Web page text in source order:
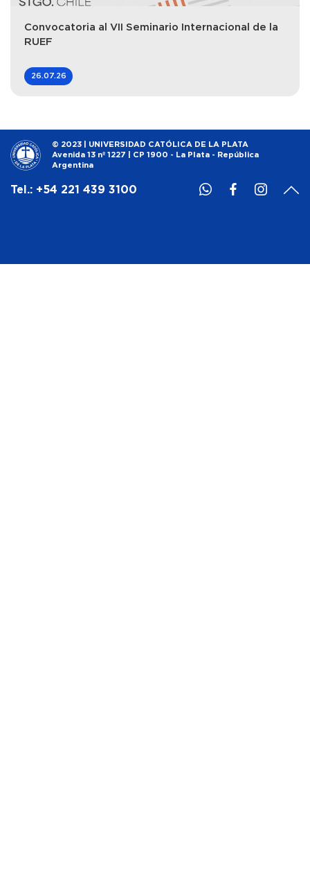
Convocatoria al VII Seminario Internacional de la
RUEF
26.07.26
© 2023 | UNIVERSIDAD CATÓLICA DE LA PLATA
Avenida 13 nº 1227 | CP 1900 - La Plata - República
Argentina
Tel.: +54 221 439 3100